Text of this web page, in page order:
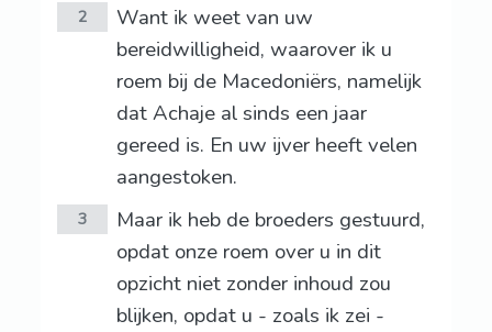
2
Want ik weet van uw
bereidwilligheid, waarover ik u
roem bij de Macedoniërs, namelijk
dat Achaje al sinds een jaar
gereed is. En uw ijver heeft velen
aangestoken.
3
Maar ik heb de broeders gestuurd,
opdat onze roem over u in dit
opzicht niet zonder inhoud zou
blijken, opdat u - zoals ik zei -